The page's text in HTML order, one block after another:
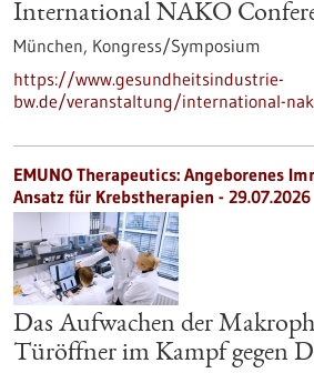
International NAKO
München, Kongress/Symposium
https://www.gesundheitsindustrie-
bw.de/veranstaltung/international-
EMUNO Therapeutics: Angeborenes
Ansatz für Krebstherapien - 29.07.2026
Das Aufwachen der
Türöffner im Kampf gegen